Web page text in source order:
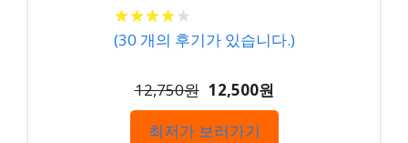
★★★★★
★★★★★
(30 개의 후기가 있습니다.)
12,750원 12,500원
최저가 보러가기